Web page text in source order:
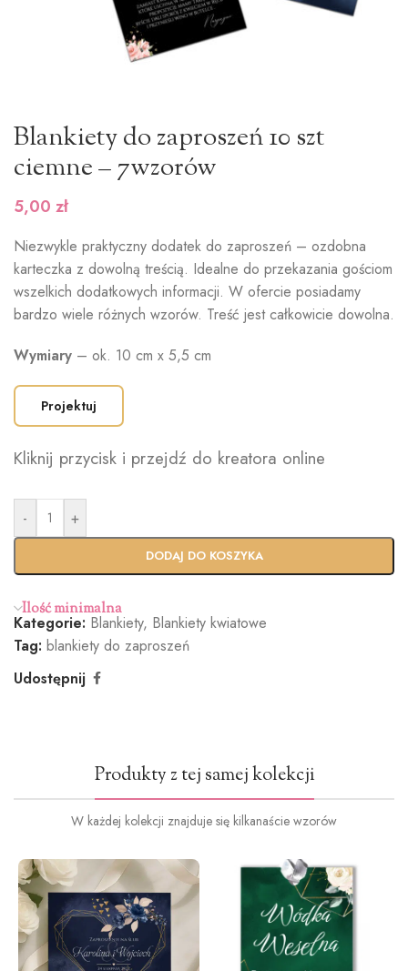
Blankiety do zaproszeń 10 szt
ciemne – 7wzorów
5,00 zł
Niezwykle praktyczny dodatek do zaproszeń – ozdobna
karteczka z dowolną treścią. Idealne do przekazania gościom
wszelkich dodatkowych informacji. W ofercie posiadamy
bardzo wiele różnych wzorów. Treść jest całkowicie dowolna.
Wymiary – ok. 10 cm x 5,5 cm
Projektuj
Kliknij przycisk i przejdź do kreatora online
- +
DODAJ DO KOSZYKA
Ilość minimalna
Kategorie: Blankiety, Blankiety kwiatowe
Tag: blankiety do zaproszeń
Udostępnij
Produkty z tej samej kolekcji
W każdej kolekcji znajduje się kilkanaście wzorów